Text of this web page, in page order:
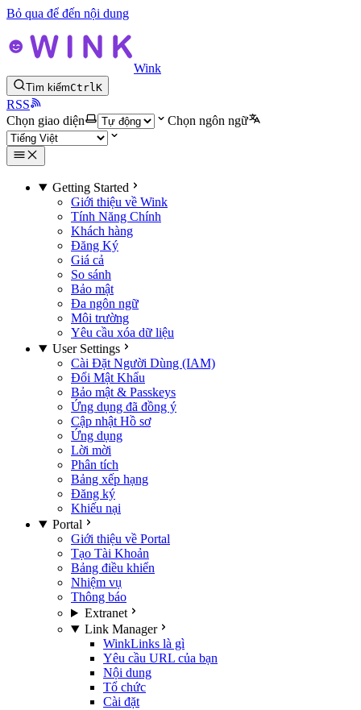
Bỏ qua để đến nội dung
Wink
Tìm kiếmCtrlK
RSS
Chọn giao diện
Chọn ngôn ngữ
Getting Started
Giới thiệu về Wink
Tính Năng Chính
Khách hàng
Đăng Ký
Giá cả
So sánh
Bảo mật
Đa ngôn ngữ
Môi trường
Yêu cầu xóa dữ liệu
User Settings
Cài Đặt Người Dùng (IAM)
Đổi Mật Khẩu
Bảo mật & Passkeys
Ứng dụng đã đồng ý
Cập nhật Hồ sơ
Ứng dụng
Lời mời
Phân tích
Bảng xếp hạng
Đăng ký
Khiếu nại
Portal
Giới thiệu về Portal
Tạo Tài Khoản
Bảng điều khiển
Nhiệm vụ
Thông báo
Extranet
Link Manager
WinkLinks là gì
Yêu cầu URL của bạn
Nội dung
Tổ chức
Cài đặt